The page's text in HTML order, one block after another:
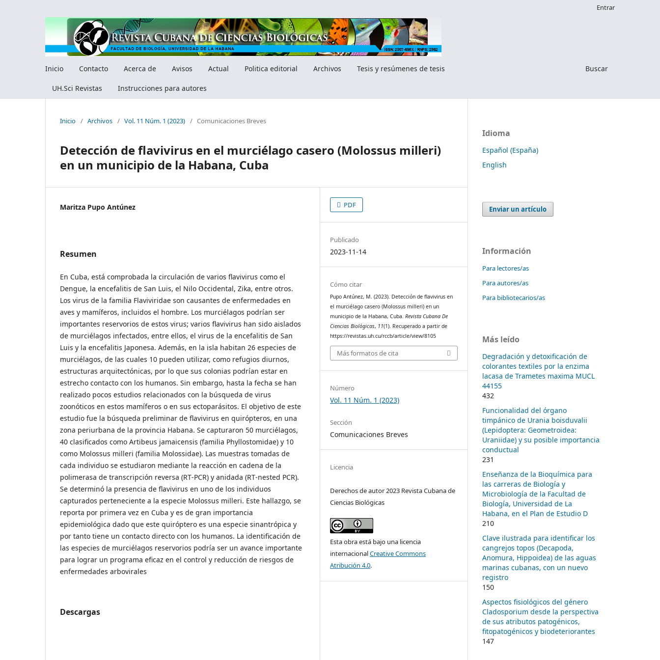
Inicio Contacto Acerca de Avisos Actual Politica editorial Archivos Tesis y resúmenes de tesis
UH.Sci Revistas Instrucciones para autores
Buscar
Entrar
Inicio / Archivos / Vol. 11 Núm. 1 (2023) / Comunicaciones Breves
Detección de flavivirus en el murciélago casero (Molossus milleri)
en un municipio de la Habana, Cuba
Maritza Pupo Antúnez
Resumen
En Cuba, está comprobada la circulación de varios flavivirus como el
Dengue, la encefalitis de San Luis, el Nilo Occidental, Zika, entre otros.
Los virus de la familia Flaviviridae son causantes de enfermedades en
aves y mamíferos, incluidos el hombre. Los murciélagos podrían ser
importantes reservorios de estos virus; varios flavivirus han sido aislados
de murciélagos infectados, entre ellos, el virus de la encefalitis de San
Luis y la encefalitis Japonesa. Además, en la isla habitan 26 especies de
murciélagos, de las cuales 10 pueden utilizar, como refugios diurnos,
estructuras arquitectónicas, por lo que sus colonias podrían estar en
estrecho contacto con los humanos. Sin embargo, hasta la fecha se han
realizado pocos estudios relacionados con la búsqueda de virus
zoonóticos en estos mamíferos o en sus ectoparásitos. El objetivo de este
estudio fue la búsqueda preliminar de flavivirus en quirópteros, en una
zona periurbana de la provincia Habana. Se capturaron 50 murciélagos,
40 clasificados como Artibeus jamaicensis (familia Phyllostomidae) y 10
como Molossus milleri (familia Molossidae). Las muestras tomadas de
cada individuo se estudiaron mediante la reacción en cadena de la
polimerasa de transcripción reversa (RT‐PCR) y anidada (RT‐nested PCR).
Se determinó la presencia de flavivirus en uno de los individuos
capturados perteneciente a la especie Molossus milleri. Este hallazgo, se
reporta por primera vez en Cuba y es de gran importancia
epidemiológica dado que este quiróptero es una especie sinantrópica y
por tanto tiene un contacto directo con los humanos. La identificación de
las especies de murciélagos reservorios podría ser un avance importante
para lograr un programa eficaz en el control y reducción de riesgos de
enfermedades arbovirales
Descargas
PDF
Publicado
2023-11-14
Cómo citar
Pupo Antúnez, M. (2023). Detección de flavivirus en
el murciélago casero (Molossus milleri) en un
municipio de la Habana, Cuba.Revista Cubana De
Ciencias Biológicas, 11(1). Recuperado a partir de
https://revistas.uh.cu/rccb/article/view/8105
Más formatos de cita
Número
Vol. 11 Núm. 1 (2023)
Sección
Comunicaciones Breves
Licencia
Derechos de autor 2023 Revista Cubana de
Ciencias Biológicas
Esta obra está bajo una licencia
internacionalCreative Commons
Atribución 4.0.
Idioma
Español (España)
English
Enviar un artículo
Información
Para lectores/as
Para autores/as
Para bibliotecarios/as
Más leído
Degradación y detoxificación de
colorantes textiles por la enzima
lacasa de Trametes maxima MUCL
44155
432
Funcionalidad del órgano
timpánico de Urania boisduvalii
(Lepidoptera: Geometroidea:
Uraniidae) y su posible importancia
conductual
231
Enseñanza de la Bioquímica para
las carreras de Biología y
Microbiología de la Facultad de
Biología, Universidad de La
Habana, en el Plan de Estudio D
210
Clave ilustrada para identificar los
cangrejos topos (Decapoda,
Anomura, Hippoidea) de las aguas
marinas cubanas, con un nuevo
registro
150
Aspectos fisiológicos del género
Cladosporium desde la perspectiva
de sus atributos patogénicos,
fitopatogénicos y biodeteriorantes
147